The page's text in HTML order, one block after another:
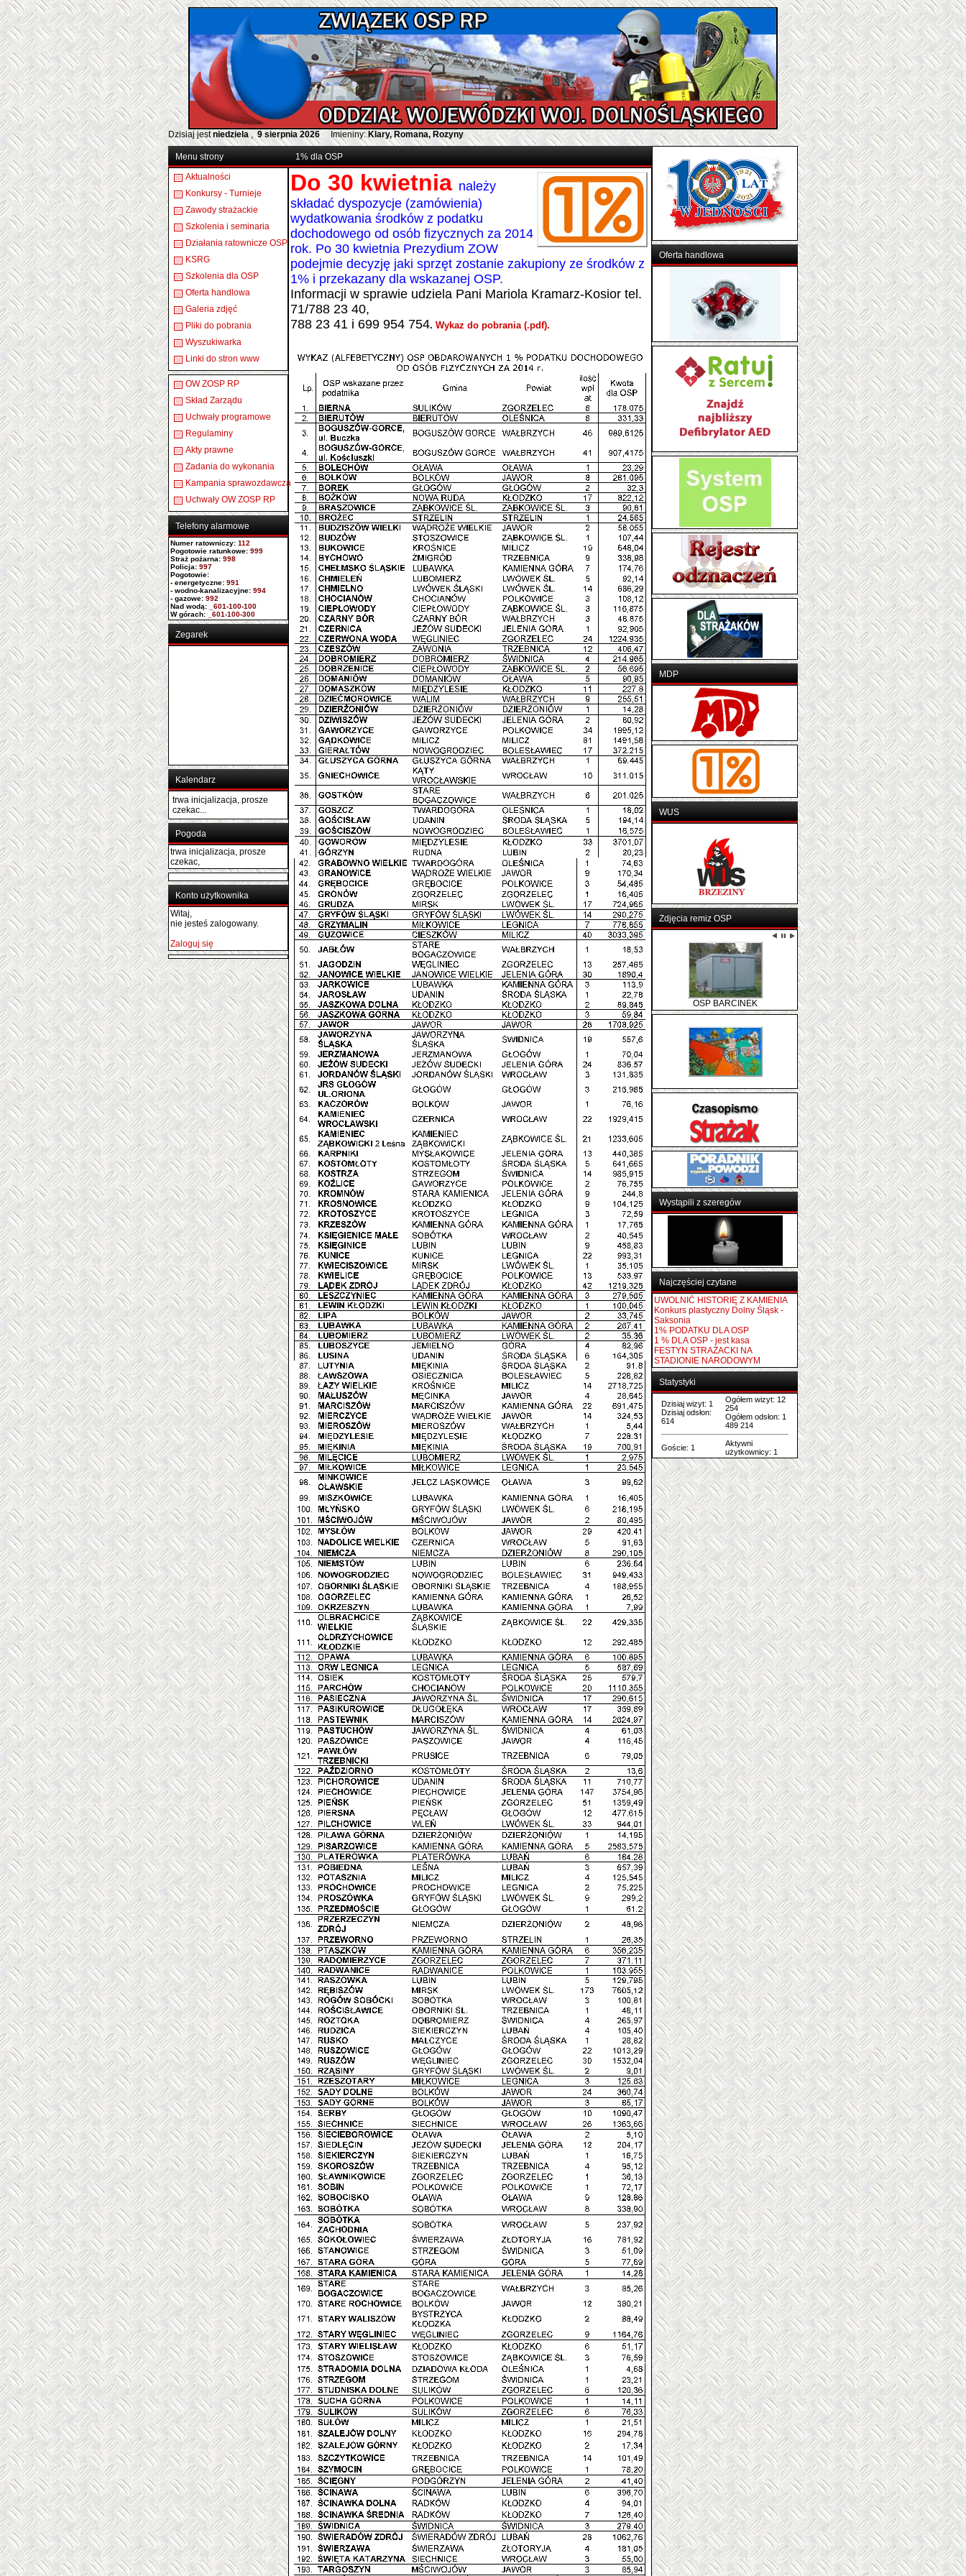
Dzisiaj jestniedziela ,9 sierpnia 2026 Imieniny:Klary, Romana, Rozyny
Menu strony
Aktualności
Konkursy - Turnieje
Zawody strażackie
Szkolenia i seminaria
Działania ratownicze OSP
KSRG
Szkolenia dla OSP
Oferta handlowa
Galeria zdjęć
Pliki do pobrania
Wyszukiwarka
Linki do stron www
OW ZOSP RP
Skład Zarządu
Uchwały programowe
Regulaminy
Akty prawne
Zadania do wykonania
Kampania sprawozdawcza
Uchwały OW ZOSP RP
Telefony alarmowe
Numer ratowniczy: 112
Pogotowie ratunkowe: 999
Straż pożarna: 998
Policja: 997
Pogotowie:
- energetyczne: 991
- wodno-kanalizacyjne: 994
- gazowe: 992
Nad wodą: _601-100-100
W górach: _601-100-300
Zegarek
Kalendarz
trwa inicjalizacja, prosze
czekac...
Pogoda
trwa inicjalizacja, prosze
czekac,
Konto użytkownika
Witaj,
nie jesteś zalogowany.
Zaloguj się
1% dla OSP
Do 30 kwietnia należy
składać dyspozycje (zamówienia)
wydatkowania środków z podatku
dochodowego od osób fizycznych za 2014
rok. Po 30 kwietnia Prezydium ZOW
podejmie decyzję jaki sprzęt zostanie zakupiony ze środków z
1% i przekazany dla wskazanej OSP.
Informacji w sprawie udziela Pani Mariola Kramarz-Kosior tel.
71/788 23 40,
788 23 41 i 699 954 754. Wykaz do pobrania (.pdf).
Oferta handlowa
MDP
WUS
Zdjęcia remiz OSP
OSP BARCINEK
Wystąpili z szeregów
Najczęściej czytane
UWOLNIĆ HISTORIĘ Z KAMIENIA
Konkurs plastyczny Dolny Śląsk -
Saksonia
1% PODATKU DLA OSP
1 % DLA OSP - jest kasa
FESTYN STRAŻACKI NA
STADIONIE NARODOWYM
Statystyki
Dzisiaj wizyt: 1
Dzisiaj odsłon:
614
Ogółem wizyt: 12
254
Ogółem odsłon: 1
489 214
Goście: 1
Aktywni
użytkownicy: 1